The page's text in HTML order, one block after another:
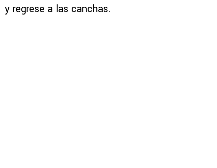
y regrese a las canchas.